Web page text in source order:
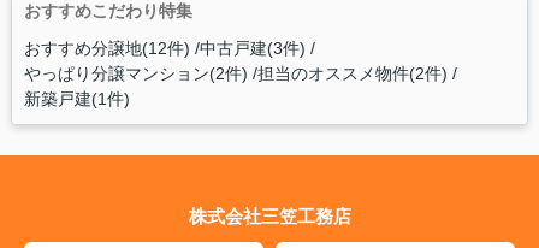
おすすめこだわり特集
おすすめ分譲地(12件) 中古戸建(3件)
やっぱり分譲マンション(2件) 担当のオススメ物件(2件)
新築戸建(1件)
株式会社三笠工務店